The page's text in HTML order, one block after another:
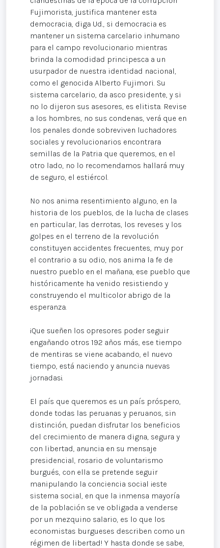
Fujimorista, justifica mantener esta
democracia, diga Ud., si democracia es
mantener un sistema carcelario inhumano
para el campo revolucionario mientras
brinda la comodidad principesca a un
usurpador de nuestra identidad nacional,
como el genocida Alberto Fujimori. Su
sistema carcelario, da asco presidente, y si
no lo dijeron sus asesores, es elitista. Revise
a los hombres, no sus condenas, verá que en
los penales donde sobreviven luchadores
sociales y revolucionarios encontrara
semillas de la Patria que queremos, en el
otro lado, no lo recomendamos hallará muy
de seguro, el estiércol.
No nos anima resentimiento alguno, en la
historia de los pueblos, de la lucha de clases
en particular, las derrotas, los reveses y los
golpes en el terreno de la revolución
constituyen accidentes frecuentes, muy por
el contrario a su odio, nos anima la fe de
nuestro pueblo en el mañana, ese pueblo que
históricamente ha venido resistiendo y
construyendo el multicolor abrigo de la
esperanza.
¡Que sueñen los opresores poder seguir
engañando otros 192 años más, ese tiempo
de mentiras se viene acabando, el nuevo
tiempo, está naciendo y anuncia nuevas
jornadas¡.
El país que queremos es un país próspero,
donde todas las peruanas y peruanos, sin
distinción, puedan disfrutar los beneficios
del crecimiento de manera digna, segura y
con libertad, anuncia en su mensaje
presidencial, rosario de voluntarismo
burgués, con ella se pretende seguir
manipulando la conciencia social ¡este
sistema social, en que la inmensa mayoría
de la población se ve obligada a venderse
por un mezquino salario, es lo que los
economistas burgueses describen como un
régimen de libertad! Y hasta donde se sabe,